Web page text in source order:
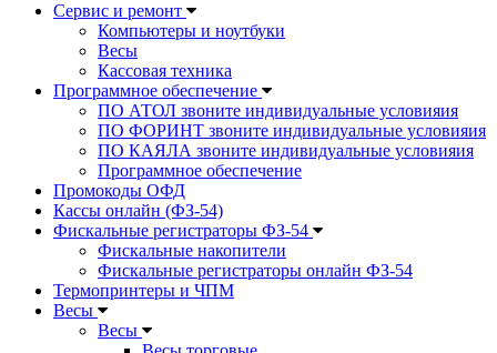
Сервис и ремонт
Компьютеры и ноутбуки
Весы
Кассовая техника
Программное обеспечение
ПО АТОЛ звоните индивидуальные условияия
ПО ФОРИНТ звоните индивидуальные условияия
ПО КАЯЛА звоните индивидуальные условияия
Программное обеспечение
Промокоды ОФД
Кассы онлайн (ФЗ-54)
Фискальные регистраторы ФЗ-54
Фискальные накопители
Фискальные регистраторы онлайн ФЗ-54
Термопринтеры и ЧПМ
Весы
Весы